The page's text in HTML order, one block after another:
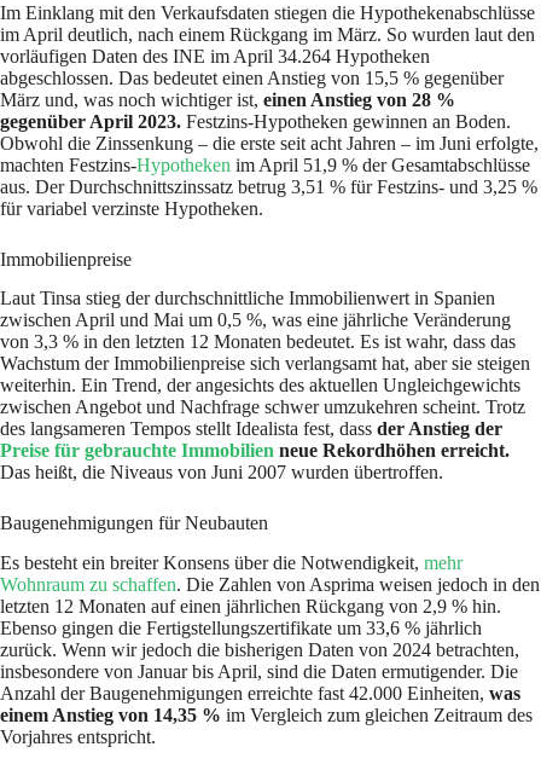
Im Einklang mit den Verkaufsdaten stiegen die Hypothekenabschlüsse
im April deutlich, nach einem Rückgang im März. So wurden laut den
vorläufigen Daten des INE im April 34.264 Hypotheken
abgeschlossen. Das bedeutet einen Anstieg von 15,5 % gegenüber
März und, was noch wichtiger ist, einen Anstieg von 28 %
gegenüber April 2023. Festzins-Hypotheken gewinnen an Boden.
Obwohl die Zinssenkung – die erste seit acht Jahren – im Juni erfolgte,
machten Festzins-Hypotheken im April 51,9 % der Gesamtabschlüsse
aus. Der Durchschnittszinssatz betrug 3,51 % für Festzins- und 3,25 %
für variabel verzinste Hypotheken.
Immobilienpreise
Laut Tinsa stieg der durchschnittliche Immobilienwert in Spanien
zwischen April und Mai um 0,5 %, was eine jährliche Veränderung
von 3,3 % in den letzten 12 Monaten bedeutet. Es ist wahr, dass das
Wachstum der Immobilienpreise sich verlangsamt hat, aber sie steigen
weiterhin. Ein Trend, der angesichts des aktuellen Ungleichgewichts
zwischen Angebot und Nachfrage schwer umzukehren scheint. Trotz
des langsameren Tempos stellt Idealista fest, dass der Anstieg der
Preise für gebrauchte Immobilien neue Rekordhöhen erreicht.
Das heißt, die Niveaus von Juni 2007 wurden übertroffen.
Baugenehmigungen für Neubauten
Es besteht ein breiter Konsens über die Notwendigkeit, mehr
Wohnraum zu schaffen. Die Zahlen von Asprima weisen jedoch in den
letzten 12 Monaten auf einen jährlichen Rückgang von 2,9 % hin.
Ebenso gingen die Fertigstellungszertifikate um 33,6 % jährlich
zurück. Wenn wir jedoch die bisherigen Daten von 2024 betrachten,
insbesondere von Januar bis April, sind die Daten ermutigender. Die
Anzahl der Baugenehmigungen erreichte fast 42.000 Einheiten, was
einem Anstieg von 14,35 % im Vergleich zum gleichen Zeitraum des
Vorjahres entspricht.